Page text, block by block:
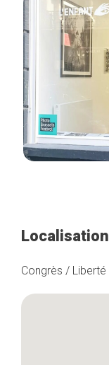
Localisation
Congrès / Liberté